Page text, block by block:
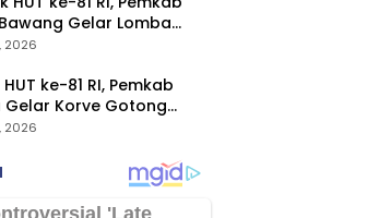
Gelar Lomba
Manis
2026
ke-81 RI, Pemkab
Gelar Korve Gotong
Bersih-Bersih
2026